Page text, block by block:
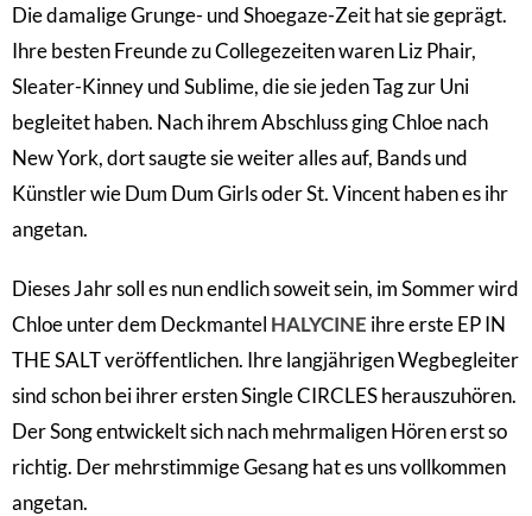
Die damalige Grunge- und Shoegaze-Zeit hat sie geprägt.
Ihre besten Freunde zu Collegezeiten waren Liz Phair,
Sleater-Kinney und Sublime, die sie jeden Tag zur Uni
begleitet haben. Nach ihrem Abschluss ging Chloe nach
New York, dort saugte sie weiter alles auf, Bands und
Künstler wie Dum Dum Girls oder St. Vincent haben es ihr
angetan.
Dieses Jahr soll es nun endlich soweit sein, im Sommer wird
Chloe unter dem Deckmantel HALYCINE ihre erste EP IN
THE SALT veröffentlichen. Ihre langjährigen Wegbegleiter
sind schon bei ihrer ersten Single CIRCLES herauszuhören.
Der Song entwickelt sich nach mehrmaligen Hören erst so
richtig. Der mehrstimmige Gesang hat es uns vollkommen
angetan.